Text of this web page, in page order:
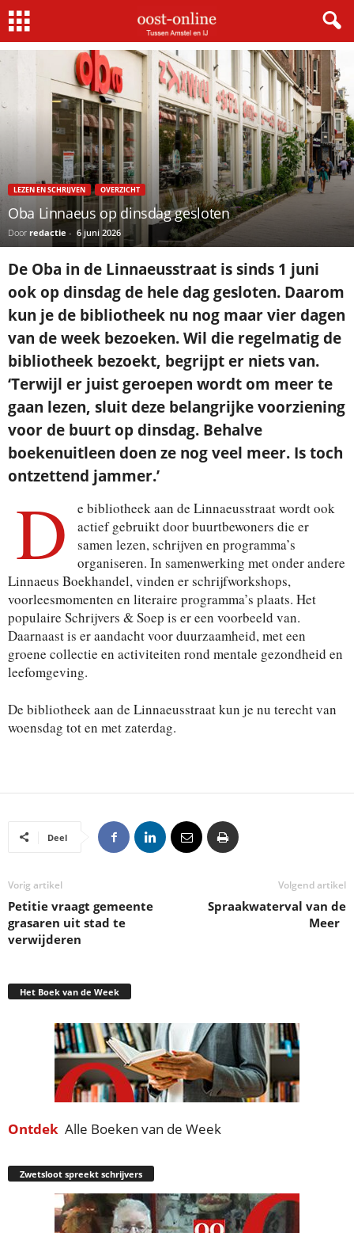
Home Oba Linnaeus op dinsdag gesloten
LEZEN EN SCHRIJVEN OVERZICHT
Oba Linnaeus op dinsdag gesloten
Door redactie - 6 juni 2026
De Oba in de Linnaeusstraat is sinds 1 juni
ook op dinsdag de hele dag gesloten. Daarom
kun je de bibliotheek nu nog maar vier dagen
van de week bezoeken. Wil die regelmatig de
bibliotheek bezoekt, begrijpt er niets van.
‘Terwijl er juist geroepen wordt om meer te
gaan lezen, sluit deze belangrijke voorziening
voor de buurt op dinsdag. Behalve
boekenuitleen doen ze nog veel meer. Is toch
ontzettend jammer.’
D
e bibliotheek aan de Linnaeusstraat wordt ook
actief gebruikt door buurtbewoners die er
samen lezen, schrijven en programma’s
organiseren. In samenwerking met onder andere
Linnaeus Boekhandel, vinden er schrijfworkshops,
voorleesmomenten en literaire programma’s plaats. Het
populaire Schrijvers & Soep is er een voorbeeld van.
Daarnaast is er aandacht voor duurzaamheid, met een
groene collectie en activiteiten rond mentale gezondheid en
leefomgeving.
De bibliotheek aan de Linnaeusstraat kun je nu terecht van
woensdag tot en met zaterdag.
Deel
Vorig artikel
Petitie vraagt gemeente
grasaren uit stad te
verwijderen
Volgend artikel
Spraakwaterval van de
Meer
Het Boek van de Week
Ontdek Alle Boeken van de Week
Zwetsloot spreekt schrijvers